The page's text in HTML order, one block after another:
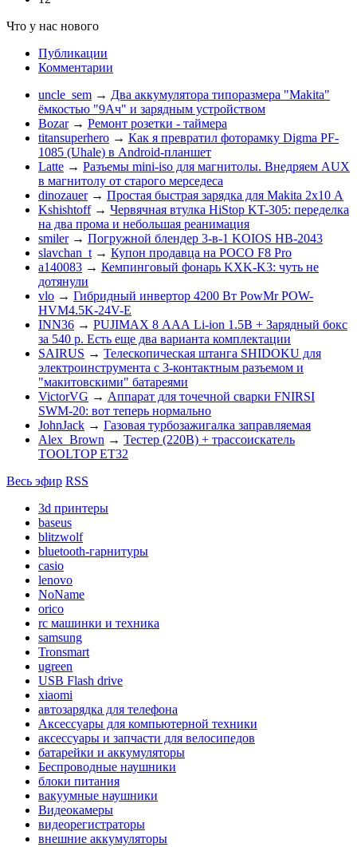
Что у нас нового
Публикации
Комментарии
uncle_sem → Два аккумулятора типоразмера "Makita"
ёмкостью "9Ач" и зарядным устройством
Bozar → Ремонт розетки - таймера
titansuperhero → Как я превратил фоторамку Digma PF-
1085 (Uhale) в Android-планшет
Latte → Разъемы mini-iso для магнитолы. Внедряем AUX
в магнитолу от старого мерседеса
dinozauer → Простая быстрая зарядка для Makita 2х10 А
Kshishtoff → Червячная втулка HiStop KT-305: переделка
на два прома и небольшая реанимация
smiler → Погружной блендер 3-в-1 KOIOS HB-2043
slavchan_t → Купон продавца на POCO F8 Pro
a140083 → Кемпинговый фонарь KXK-K3: чуть не
дотянули
vlo → Гибридный инвертор 4200 Вт PowMr POW-
HVM4.5K-24V-E
INN36 → PUJIMAX 8 ААА Li-ion 1.5В + Зарядный бокс
за 540 р. Есть еще два варианта комплектации
SAIRUS → Телескопическая штанга SHIDOKU для
электроинструмента с 3-контактным разъемом и
"макитовскими" батареями
VictorVG → Аппарат для точечной сварки FNIRSI
SWM-20: вот теперь нормально
JohnJack → Газовая турбозажигалка заправляемая
Alex_Brown → Тестер (220В) + трассоискатель
TOOLTOP ET32
Весь эфир RSS
3d принтеры
baseus
blitzwolf
bluetooth-гарнитуры
casio
lenovo
NoName
orico
rc машинки и техника
samsung
Tronsmart
ugreen
USB Flash drive
xiaomi
автозарядка для телефона
Аксессуары для компьютерной техники
аксессуары и запчасти для велосипедов
батарейки и аккумуляторы
Беспроводные наушники
блоки питания
вакуумные наушники
Видеокамеры
видеорегистраторы
внешние аккумуляторы